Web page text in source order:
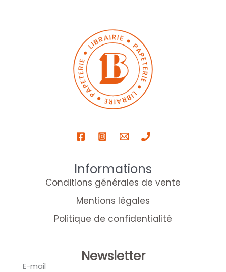
Informations
Conditions générales de vente
Mentions légales
Politique de confidentialité
Newsletter
E-mail